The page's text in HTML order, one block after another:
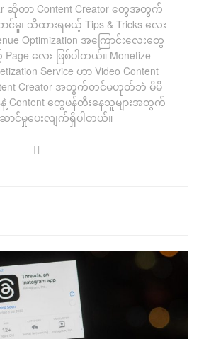
တို့မှာ Content Creator တွေ
ထောက်ပံ့ထားပေမယ့် အချို့ကတော့
ေ အသုံးပြုတဲ့အခါ Copyright
ြုံရတတ်ပါတယ်။ ဒါကြောင့်
ကို မပြောခင် Copyright ဆိုတာကို
ပါပြီ။
တာဘာလဲ?
ျက်မရှိဘဲ ဆင့်ပွားခြင်း၊ ဖော်ပြ
ဖြန့်ချီခြင်း၊ အတုခိုးခြင်း စတဲ့ကိစ္စတွေမှ
ရာဥပဒေတစ်ခုဖြစ်ပါတယ်။
ေးစိတ်ဥပဒေနဲ့ လိုင်စင်အမျိုးအစား
ဒီအကြောင်းအရာကိုတော့ နောက်ပိုစ့်
စ်ခုအနေနဲ့ သီးသန့်ရေးသား ဖော်ပြ
ဆိုတာ Content Creator တွေအတွက်
ာင်မှု၊ သိထားရမယ့် Tips & Tricks လေး
Optimization အကြောင်းလေးတွေ
လေး ဖြစ်ပါတယ်။ Monetize
Service ဟာ Video Content
Creator အတွက်တင်မဟုတ်ဘဲ မိမိ
တွေဖန်တီးနေသူများအတွက်
ောင်မှုပေးလျက်ရှိပါတယ်။